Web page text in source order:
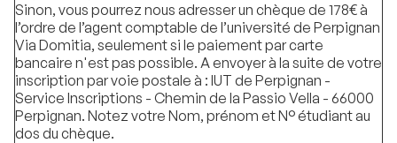
Sinon, vous pourrez nous adresser un chèque de 178€ à
l’ordre de l’agent comptable de l’université de Perpignan
Via Domitia, seulement si le paiement par carte
bancaire n'est pas possible. A envoyer à la suite de votre
inscription par voie postale à : IUT de Perpignan -
Service Inscriptions - Chemin de la Passio Vella - 66000
Perpignan. Notez votre Nom, prénom et N° étudiant au
dos du chèque.